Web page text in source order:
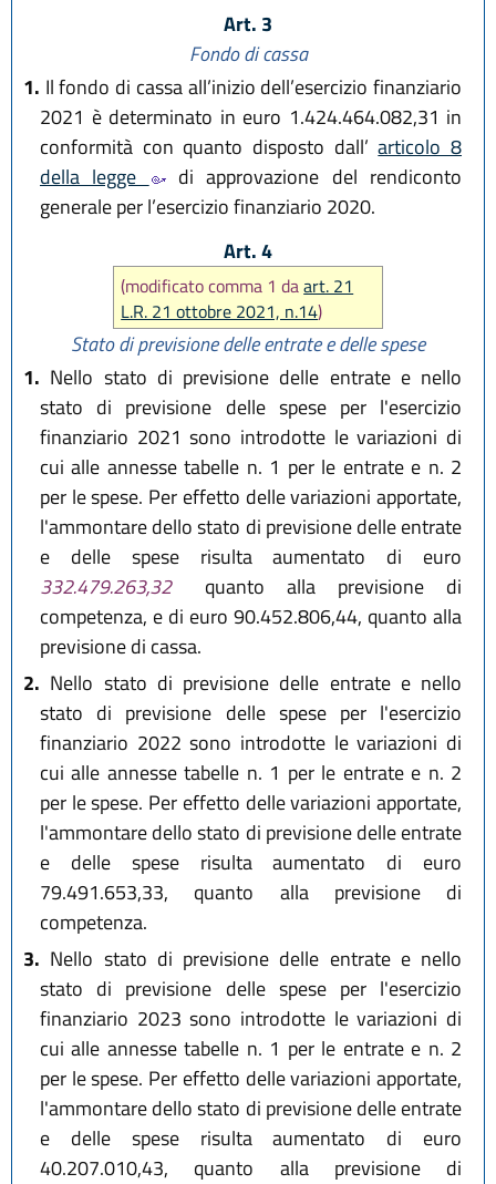
Art. 3
Fondo di cassa
1. Il fondo di cassa all’inizio dell’esercizio finanziario
2021 è determinato in euro 1.424.464.082,31 in
conformità con quanto disposto dall’articolo 8
della legge
di approvazione del rendiconto
generale per l’esercizio finanziario 2020.
Art. 4
(modificato comma 1 daart. 21
L.R. 21 ottobre 2021, n.14)
Stato di previsione delle entrate e delle spese
1. Nello stato di previsione delle entrate e nello
stato di previsione delle spese per l'esercizio
finanziario 2021 sono introdotte le variazioni di
cui alle annesse tabelle n. 1 per le entrate e n. 2
per le spese. Per effetto delle variazioni apportate,
l'ammontare dello stato di previsione delle entrate
e delle spese risulta aumentato di euro
332.479.263,32
quanto alla previsione di
competenza, e di euro 90.452.806,44, quanto alla
previsione di cassa.
2. Nello stato di previsione delle entrate e nello
stato di previsione delle spese per l'esercizio
finanziario 2022 sono introdotte le variazioni di
cui alle annesse tabelle n. 1 per le entrate e n. 2
per le spese. Per effetto delle variazioni apportate,
l'ammontare dello stato di previsione delle entrate
e delle spese risulta aumentato di euro
79.491.653,33, quanto alla previsione di
competenza.
3. Nello stato di previsione delle entrate e nello
stato di previsione delle spese per l'esercizio
finanziario 2023 sono introdotte le variazioni di
cui alle annesse tabelle n. 1 per le entrate e n. 2
per le spese. Per effetto delle variazioni apportate,
l'ammontare dello stato di previsione delle entrate
e delle spese risulta aumentato di euro
40.207.010,43, quanto alla previsione di